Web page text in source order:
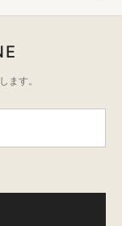
ます。